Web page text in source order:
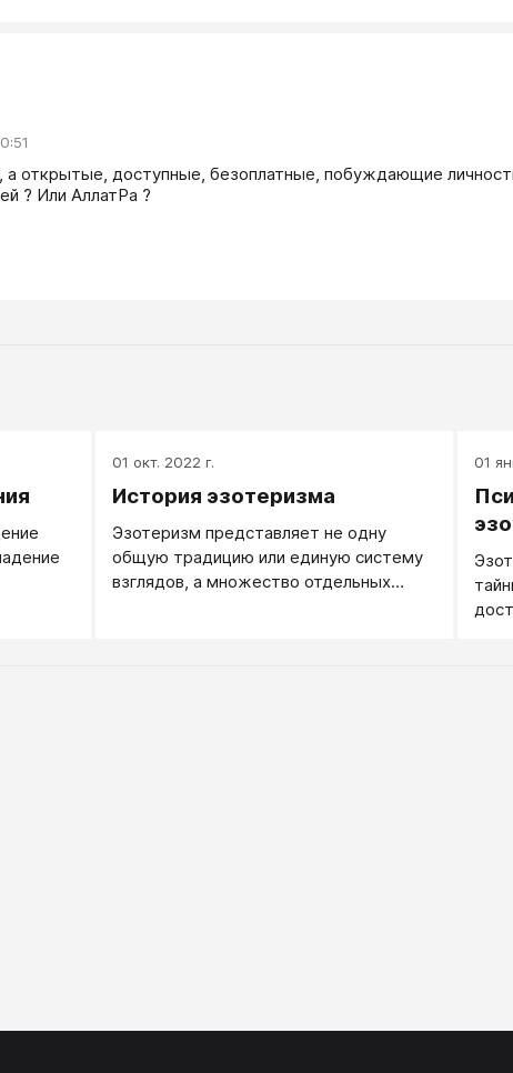
а открытые, доступные, безоплатные, побуждающие
? Или АллатРа ?
01 окт. 2022 г.
История эзотеризма
Эзотеризм представляет не одну
общую традицию или единую систему
взглядов, а множество отдельных
01